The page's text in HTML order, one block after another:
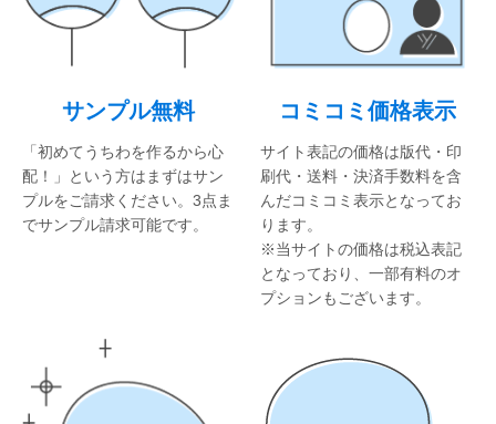
蓄光うちわ（Sサイズ）
蓄光うちわ（XSサイズ）
UVうちわ（Mサイズ）
UVうちわ（Sサイズ）
UVうちわ（XSサイズ）
ジャンボうちわ
サンプル請求フォーム
見積請求フォーム
サンプル無料
「初めてうちわを作るから心
配！」という方はまずはサン
プルをご請求ください。3点ま
でサンプル請求可能です。
コミコミ価格表示
サイト表記の価格は版代・印
刷代・送料・決済手数料を含
んだコミコミ表示となってお
ります。
※当サイトの価格は税込表記
となっており、一部有料のオ
プションもございます。